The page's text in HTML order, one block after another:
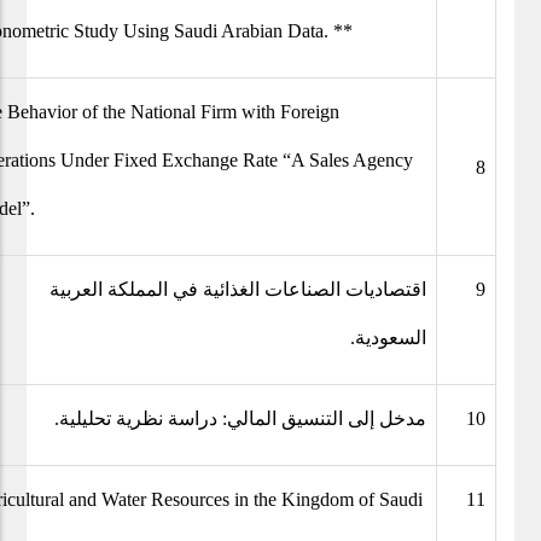
Study Using Saudi Arabian Data. **
8
Behavior of the National Firm with Foreign
Under Fixed Exchange Rate “A Sales Agency
9 اقتصاديات الصناعات الغذائية في المملكة العربية
السعودية.
10 مدخل إلى التنسيق المالي: دراسة نظرية تحليلية.
11
and Water Resources in the Kingdom of Saudi